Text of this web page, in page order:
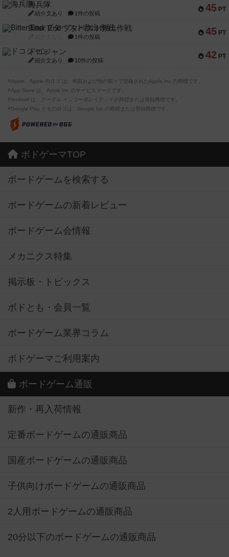
45 PT
海兵隊
紹介文あり 1件の投稿
45 PT
Bitter End ブタペスト救出作戦
1件の投稿
42 PT
ドコジャン
紹介文あり 10件の投稿
※Apple、Apple のロゴ は、米国および他の国々で登録されたApple Inc.の商標です。
※App Store は、Apple Inc.のサービスマークです。
※Android は、グーグル インコーポレイテッドの商標または登録商標です。
※Google Play とそのロゴは、Google Inc.の商標または登録商標です。
ボドゲーマTOP
ボードゲームを検索する
ボードゲームの新着レビュー
ボードゲーム会情報
メカニクス特集
掲示板・トピックス
ボドとも・会員一覧
ボードゲーム業界コラム
ボドゲーマご利用案内
ボードゲーム通販
新作・再入荷情報
定番ボードゲームの通販商品
国産ボードゲームの通販商品
子供向けボードゲームの通販商品
2人用ボードゲームの通販商品
20分以下のボードゲームの通販商品